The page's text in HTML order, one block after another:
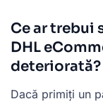
Ce ar trebui
DHL
deteriorată?
Dacă primiți un